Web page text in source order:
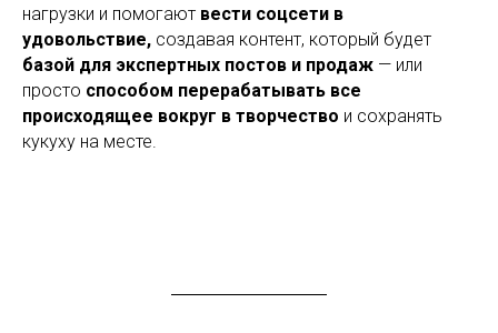
нагрузки и помогают вести соцсети в
удовольствие, создавая контент, который будет
базой для экспертных постов и продаж — или
просто способом перерабатывать все
происходящее вокруг в творчество и сохранять
кукуху на месте.